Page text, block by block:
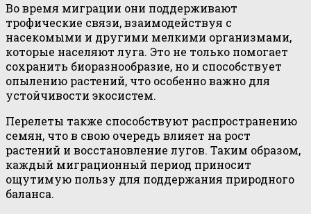
Во время миграции они поддерживают
трофические связи, взаимодействуя с
насекомыми и другими мелкими организмами,
которые населяют луга. Это не только помогает
сохранить биоразнообразие, но и способствует
опылению растений, что особенно важно для
устойчивости экосистем.
Перелеты также способствуют распространению
семян, что в свою очередь влияет на рост
растений и восстановление лугов. Таким образом,
каждый миграционный период приносит
ощутимую пользу для поддержания природного
баланса.